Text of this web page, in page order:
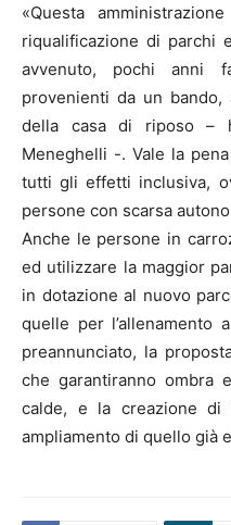
«Questa
riqualificazione di parchi
avvenuto, pochi anni
provenienti da un
della casa di riposo –
Meneghelli -. Vale la
tutti gli effetti inclusiva,
persone con scarsa
Anche le persone in
ed utilizzare la maggior
in dotazione al nuovo
quelle per l’allenamento
preannunciato, la
che garantiranno ombra
calde, e la creazione di
ampliamento di quello già